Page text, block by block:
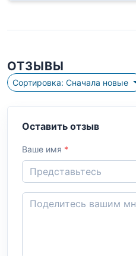
ОТЗЫВЫ
Сортировка: Сначала новые
Оставить отзыв
Ваше имя *